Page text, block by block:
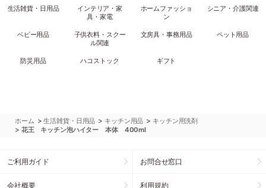
生活雑貨・日用品
インテリア・家
具・家電
ホームファッショ
ン
シニア・介護関連
ベビー用品
子供衣料・スクー
ル関連
文房具・事務用品 ペット用品
防災用品 ハコストック ギフト
ホーム >生活雑貨・日用品 > キッチン用品 > キッチン用洗剤
> 花王 キッチン泡ハイター 本体 400ml
ご利用ガイド お問合せ窓口
会社概要 利用規約